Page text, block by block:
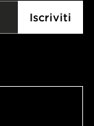
Iscriviti